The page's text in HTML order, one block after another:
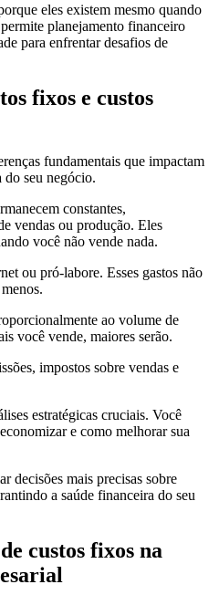
eles existem mesmo quando
planejamento financeiro
para enfrentar desafios de
fixos e custos
fundamentais que impactam
do seu negócio.
constantes,
vendas ou produção. Eles
você não vende nada.
ou pró-labore. Esses gastos não
ao volume de
você vende, maiores serão.
impostos sobre vendas e
estratégicas cruciais. Você
e como melhorar sua
decisões mais precisas sobre
a saúde financeira do seu
custos fixos na